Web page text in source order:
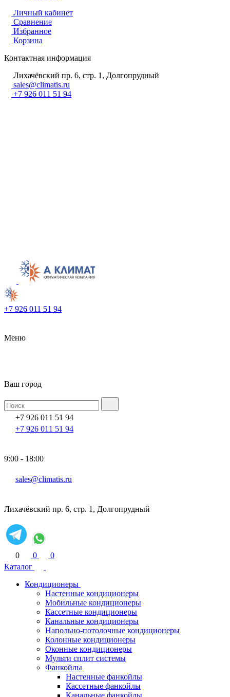
Личный кабинет
Сравнение
Избранное
Корзина
Контактная информация
Лихачёвский пр. 6, стр. 1, Долгопрудный
sales@climatis.ru
+7 926 011 51 94
+7 926 011 51 94
Меню
Ваш город
+7 926 011 51 94
+7 926 011 51 94
9:00 - 18:00
sales@climatis.ru
Лихачёвский пр. 6, стр. 1, Долгопрудный
0 0
0
Каталог
Кондиционеры
Настенные кондиционеры
Мобильные кондиционеры
Кассетные кондиционеры
Канальные кондиционеры
Напольно-потолочные кондиционеры
Колонные кондиционеры
Оконные кондиционеры
Мульти сплит системы
Фанкойлы
Настенные фанкойлы
Кассетные фанкойлы
Канальные фанкойлы